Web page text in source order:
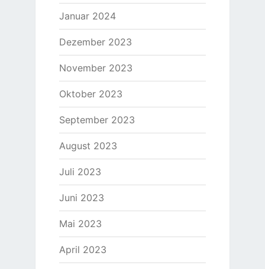
Januar 2024
Dezember 2023
November 2023
Oktober 2023
September 2023
August 2023
Juli 2023
Juni 2023
Mai 2023
April 2023